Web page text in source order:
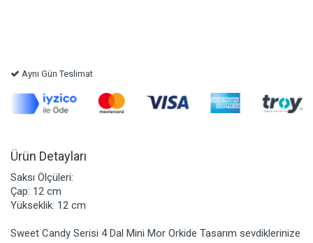
Aynı Gün Teslimat
Ürün Detayları
Saksı Ölçüleri:
Çap: 12 cm
Yükseklik: 12 cm
Sweet Candy Serisi 4 Dal Mini Mor Orkide Tasarım sevdiklerinize